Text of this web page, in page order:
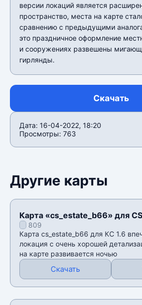
версии локаций является
пространство, места на карте
сравнению с предыдущими
это праздничное оформление
и сооружениях развешены
гирлянды.
Скачать
Дата: 16-04-2022, 18:20
Просмотры: 763
Другие карты
Карта «cs_estate_b66» для
809
Карта cs_estate_b66 для КС 1.6
локация с очень хорошей
на карте развивается ночью
Скачать